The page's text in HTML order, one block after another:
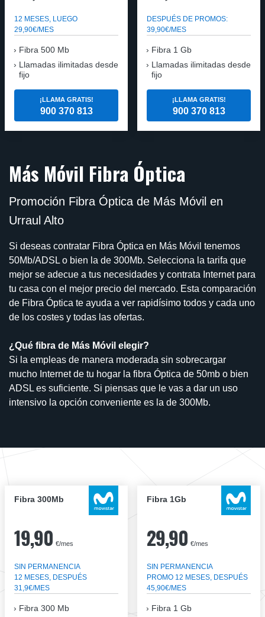
12 MESES, LUEGO
29,90€/MES
Fibra 500 Mb
Llamadas ilimitadas desde
fijo
¡LLAMA GRATIS!
900 370 813
DESPUÉS DE PROMOS:
39,90€/MES
Fibra 1 Gb
Llamadas ilimitadas desde
fijo
¡LLAMA GRATIS!
900 370 813
Más Móvil Fibra Óptica
Promoción Fibra Óptica de Más Móvil en
Urraul Alto
Si deseas contratar Fibra Óptica en Más Móvil tenemos
50Mb/ADSL o bien la de 300Mb. Selecciona la tarifa que
mejor se adecue a tus necesidades y contrata Internet para
tu casa con el mejor precio del mercado. Esta comparación
de Fibra Óptica te ayuda a ver rapidísimo todos y cada uno
de los costes y todas las ofertas.
¿Qué fibra de Más Móvil elegir?
Si la empleas de manera moderada sin sobrecargar
mucho Internet de tu hogar la fibra Óptica de 50mb o bien
ADSL es suficiente. Si piensas que le vas a dar un uso
intensivo la opción conveniente es la de 300Mb.
Fibra 300Mb
19,90 €/mes
SIN PERMANENCIA
12 MESES, DESPUÉS
31,9€/MES
Fibra 300 Mb
Fibra 1Gb
29,90 €/mes
SIN PERMANENCIA
PROMO 12 MESES, DESPUÉS
45,90€/MES
Fibra 1 Gb